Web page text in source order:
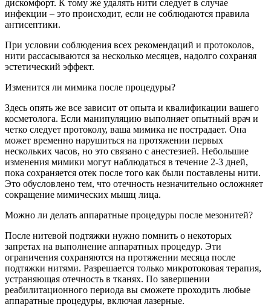
дискомфорт. К тому же удалять нити следует в случае
инфекции – это происходит, если не соблюдаются правила
антисептики.
При условии соблюдения всех рекомендаций и протоколов,
нити рассасываются за несколько месяцев, надолго сохраняя
эстетический эффект.
Изменится ли мимика после процедуры?
Здесь опять же все зависит от опыта и квалификации вашего
косметолога. Если манипуляцию выполняет опытный врач и
четко следует протоколу, ваша мимика не пострадает. Она
может временно нарушиться на протяжении первых
нескольких часов, но это связано с анестезией. Небольшие
изменения мимики могут наблюдаться в течение 2-3 дней,
пока сохраняется отек после того как были поставлены нити.
Это обусловлено тем, что отечность незначительно осложняет
сокращение мимических мышц лица.
Можно ли делать аппаратные процедуры после мезонитей?
После нитевой подтяжки нужно помнить о некоторых
запретах на выполнение аппаратных процедур. Эти
ограничения сохраняются на протяжении месяца после
подтяжки нитями. Разрешается только микротоковая терапия,
устраняющая отечность в тканях. По завершении
реабилитационного периода вы сможете проходить любые
аппаратные процедуры, включая лазерные.